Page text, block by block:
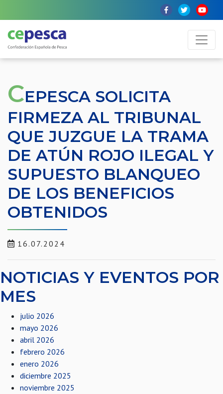
CEPESCA SOLICITA
FIRMEZA AL TRIBUNAL
QUE JUZGUE LA TRAMA
DE ATÚN ROJO ILEGAL Y
SUPUESTO BLANQUEO
DE LOS BENEFICIOS
OBTENIDOS
16.07.2024
NOTICIAS Y EVENTOS POR
MES
julio 2026
mayo 2026
abril 2026
febrero 2026
enero 2026
diciembre 2025
noviembre 2025